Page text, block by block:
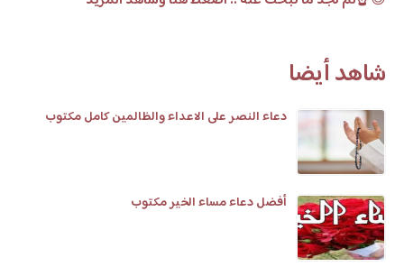
شاهد أيضا
دعاء النصر على الاعداء والظالمين كامل مكتوب
أفضل دعاء مساء الخير مكتوب